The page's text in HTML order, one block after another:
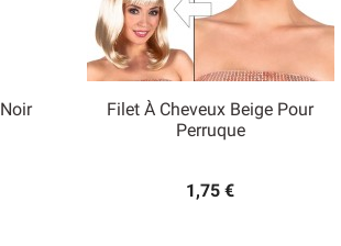
Filet À Cheveux Beige Pour
Perruque
1,75 €
Aperçu rapide